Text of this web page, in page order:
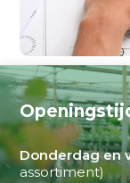
Donderdag en
assortiment)